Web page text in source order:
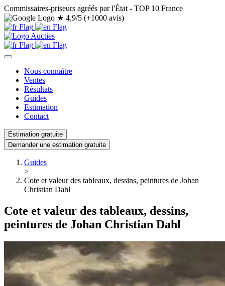
Commissaires-priseurs agréés par l'État - TOP 10 France
★ 4,9/5 (+1000 avis)
Nous connaître
Ventes
Résultats
Guides
Estimation
Contact
Estimation gratuite
Demander une estimation gratuite
Guides
>
Cote et valeur des tableaux, dessins, peintures de Johan
Christian Dahl
Cote et valeur des tableaux, dessins,
peintures de Johan Christian Dahl